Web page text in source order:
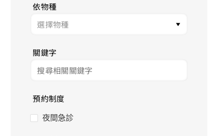
依物種
關鍵字
預約制度
夜間急診